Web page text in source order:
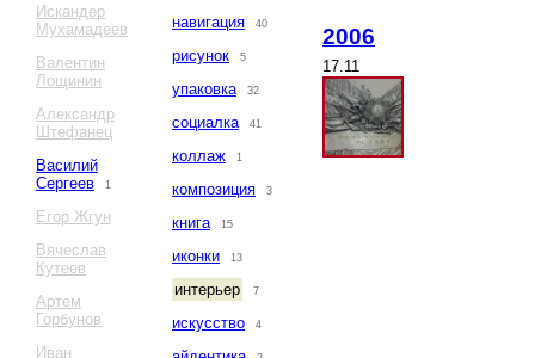
Искандер
Мухамадеев
Валентин
Лощинин
Александр
Штефанец
Василий
Сергеев
1
Егор Жгун
Вячеслав
Кутеев
Артем
Горбунов
Иван
навигация 40
рисунок 5
упаковка 32
социалка 41
коллаж 1
композиция 3
книга 15
иконки 13
интерьер 7
искусство 4
2006
17.11